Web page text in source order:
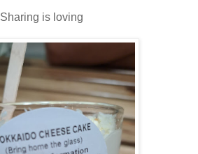
Sharing is loving